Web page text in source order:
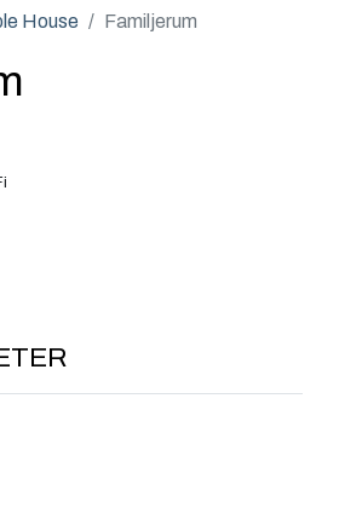
House Familjerum